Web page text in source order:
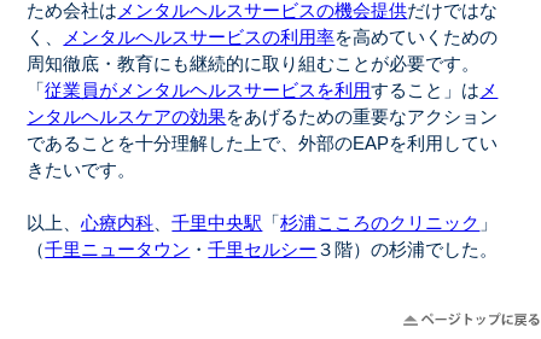
ため会社はメンタルヘルスサービスの機会提供だけではな
く、
メンタルヘルスサービスの利用率を高めていくための
周知徹底・教育にも継続的に取り組むことが必要です。
「従業員がメンタルヘルスサービスを利用すること」はメ
ンタルヘルスケアの効果をあげるための重要なアクション
であることを十分理解した上で、外部のEAPを利用してい
きたいです。
以上、心療内科、千里中央駅 「杉浦こころのクリニック 」
（千里ニュータウン ・千里セルシー ３階）の杉浦でした。